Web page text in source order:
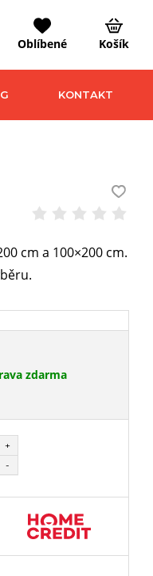
Oblíbené Košík
KONTAKT
cm a 100×200 cm.
zdarma
+
-